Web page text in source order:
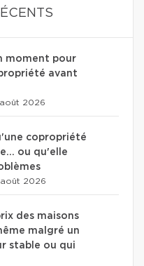
moment pour
avant
2026
copropriété
ou qu'elle
2026
des maisons
malgré un
stable ou qui